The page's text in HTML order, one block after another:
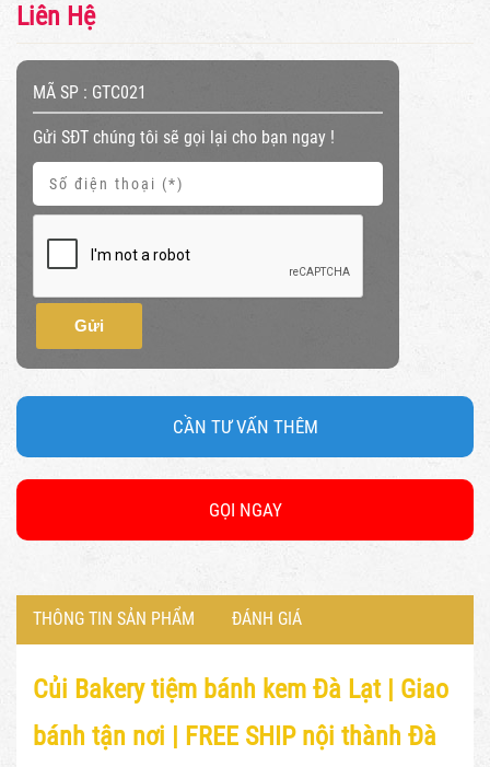
Liên Hệ
MÃ SP : GTC021
Gửi SĐT chúng tôi sẽ gọi lại cho bạn ngay !
Gửi
CẦN TƯ VẤN THÊM
GỌI NGAY
THÔNG TIN SẢN PHẨM ĐÁNH GIÁ
Củi Bakery tiệm bánh kem Đà Lạt | Giao
bánh tận nơi | FREE SHIP nội thành Đà